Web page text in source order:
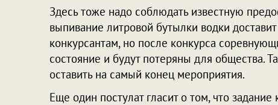
Здесь тоже надо соблюдать известную
выпивание литровой бутылки водки
конкурсантам, но после конкурса
состояние и будут потеряны для общества.
оставить на самый конец мероприятия.
Еще один постулат гласит о том, что